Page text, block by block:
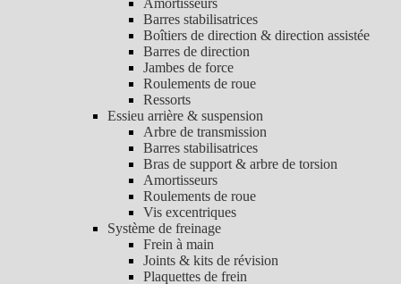
Amortisseurs
Barres stabilisatrices
Boîtiers de direction & direction assistée
Barres de direction
Jambes de force
Roulements de roue
Ressorts
Essieu arrière & suspension
Arbre de transmission
Barres stabilisatrices
Bras de support & arbre de torsion
Amortisseurs
Roulements de roue
Vis excentriques
Système de freinage
Frein à main
Joints & kits de révision
Plaquettes de frein